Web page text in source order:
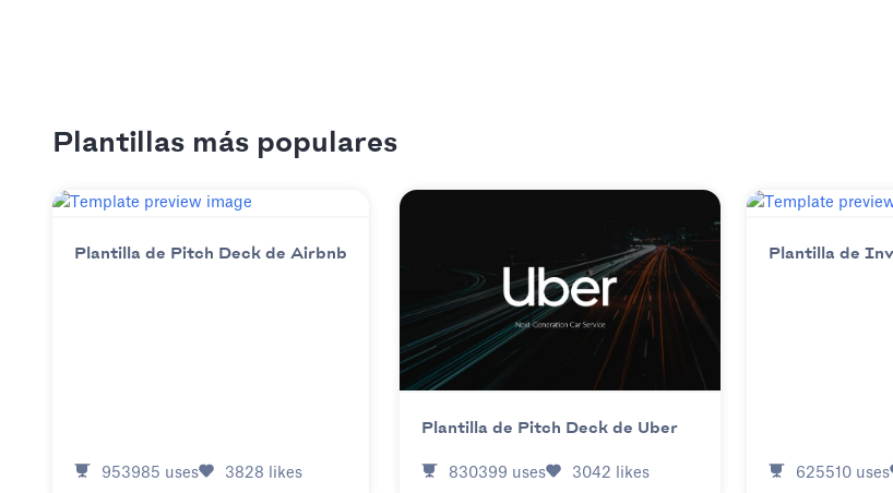
Plantillas más populares
Plantilla de Pitch Deck de Airbnb
953985 uses 3828 likes
Plantilla de Pitch Deck de Uber
830399 uses 3042 likes
Plantilla de
625510 uses